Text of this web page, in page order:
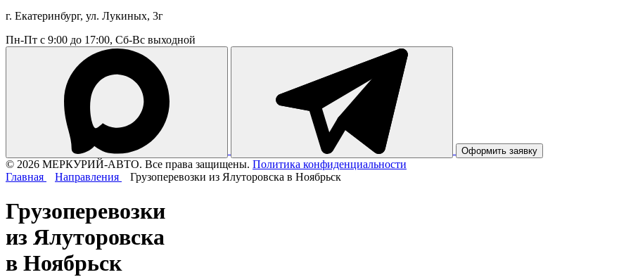
г. Екатеринбург, ул. Лукиных, 3г
Пн-Пт с 9:00 до 17:00, Сб-Вс выходной
Оформить заявку
© 2026 МЕРКУРИЙ-АВТО. Все права защищены. Политика конфиденциальности
Главная
Направления Грузоперевозки из Ялуторовска в Ноябрьск
Грузоперевозки
из Ялуторовска
в Ноябрьск